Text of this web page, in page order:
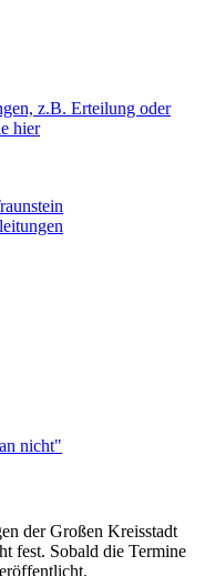
z.B. Erteilung oder
hier
nicht"
der Großen Kreisstadt
fest. Sobald die Termine